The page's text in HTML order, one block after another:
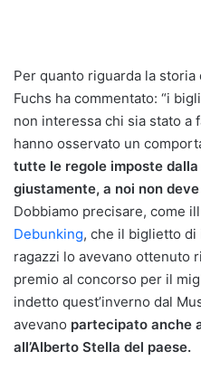
Per quanto riguarda la
Fuchs ha commentato: “i
non interessa chi sia stato a
hanno osservato un
tutte le regole imposte
giustamente, a noi non
Dobbiamo precisare, come
Debunking, che il biglietto
ragazzi lo avevano ottenuto
premio al concorso per il
indetto quest’inverno dal
avevano partecipato anche
all’Alberto Stella del paese.